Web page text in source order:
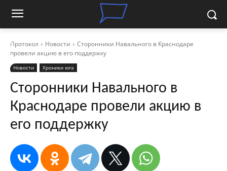
Протокол Новости
Сторонники Навального в Краснодаре
провели акцию в его поддержку
Новости Хроники юга
Сторонники Навального в
Краснодаре провели акцию в
его поддержку